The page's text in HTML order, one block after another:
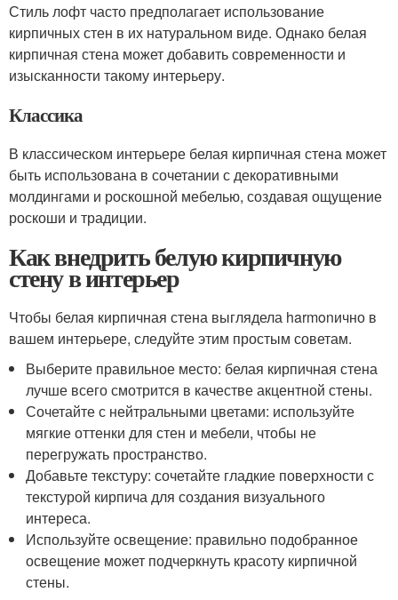
Стиль лофт часто предполагает использование
кирпичных стен в их натуральном виде. Однако белая
кирпичная стена может добавить современности и
изысканности такому интерьеру.
Классика
В классическом интерьере белая кирпичная стена может
быть использована в сочетании с декоративными
молдингами и роскошной мебелью, создавая ощущение
роскоши и традиции.
Как внедрить белую кирпичную
стену в интерьер
Чтобы белая кирпичная стена выглядела harmonично в
вашем интерьере, следуйте этим простым советам.
Выберите правильное место: белая кирпичная стена
лучше всего смотрится в качестве акцентной стены.
Сочетайте с нейтральными цветами: используйте
мягкие оттенки для стен и мебели, чтобы не
перегружать пространство.
Добавьте текстуру: сочетайте гладкие поверхности с
текстурой кирпича для создания визуального
интереса.
Используйте освещение: правильно подобранное
освещение может подчеркнуть красоту кирпичной
стены.